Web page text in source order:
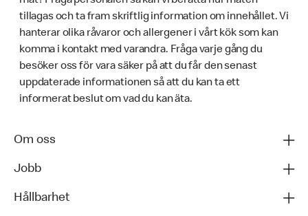
tillagas och ta fram skriftlig information om innehållet. Vi
hanterar olika råvaror och allergener i vårt kök som kan
komma i kontakt med varandra. Fråga varje gång du
besöker oss för vara säker på att du får den senast
uppdaterade informationen så att du kan ta ett
informerat beslut om vad du kan äta.
Om oss
Jobb
Hållbarhet